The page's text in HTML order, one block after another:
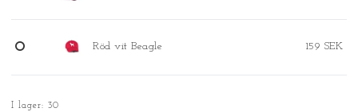
Röd vit Beagle 159 SEK
I lager: 30